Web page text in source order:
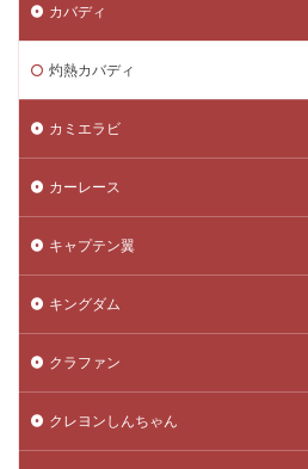
カバディ
灼熱カバディ
カミエラビ
カーレース
キャプテン翼
キングダム
クラファン
クレヨンしんちゃん